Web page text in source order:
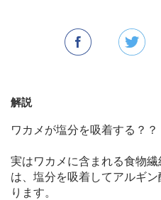
解説
ワカメが塩分を吸着する？？
実はワカメに含まれる食物
は、塩分を吸着してアルギ
ります。